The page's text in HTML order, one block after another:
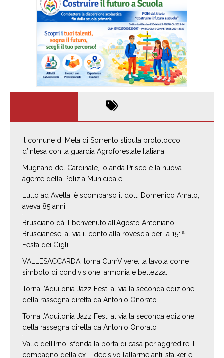
Il comune di Meta di Sorrento stipula protolocco
d’intesa con la guardia Agroforestale Italiana
Mugnano del Cardinale, Iolanda Prisco è la nuova
agente della Polizia Municipale
Lutto ad Avella: è scomparso il dott. Domenico Amato,
aveva 85 anni
Brusciano dà il benvenuto all’Agosto Antoniano
Bruscianese: al via il conto alla rovescia per la 151ª
Festa dei Gigli
VALLESACCARDA, torna CumVivere: la tavola come
simbolo di condivisione, armonia e bellezza.
Torna l’Aquilonia Jazz Fest: al via la seconda edizione
della rassegna diretta da Antonio Onorato
Torna l’Aquilonia Jazz Fest: al via la seconda edizione
della rassegna diretta da Antonio Onorato
Valle dell’Irno: sfonda la porta di casa per aggredire il
compagno della ex – decisivo l’allarme anti-stalker e